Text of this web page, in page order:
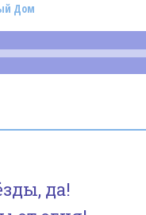
Дом
да!